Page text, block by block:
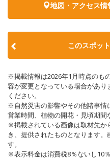
地図・アクセス
このスポッ
※掲載情報は2026年1月時点のも
容が変更となっている場合があ
ください。
※自然災害の影響やその他諸事情
営業時間、植物の開花・見頃期間
※掲載されている画像は取材先か
き、提供されたものとなります
す。
※表示料金は消費税8％ないし10